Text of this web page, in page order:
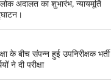
अदालत का शुभारंभ, न्यायमूर्ति
के बीच संपन्न हुई उपनिरीक्षक भर्ती
ने दी परीक्षा